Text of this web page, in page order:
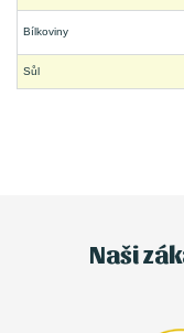
Bílkoviny
Sůl
Naši